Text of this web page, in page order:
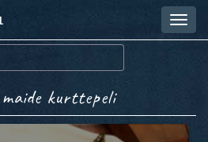
kurttepeli